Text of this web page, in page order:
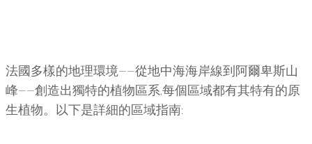
法國多樣的地理環境——從地中海海岸線到阿爾卑斯山
峰——創造出獨特的植物區系,每個區域都有其特有的原
生植物。以下是詳細的區域指南: